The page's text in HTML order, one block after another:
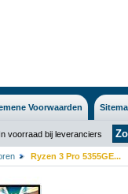
Voorwaarden
In voorraad bij leveranciers
Ryzen 3 Pro 5355GE...